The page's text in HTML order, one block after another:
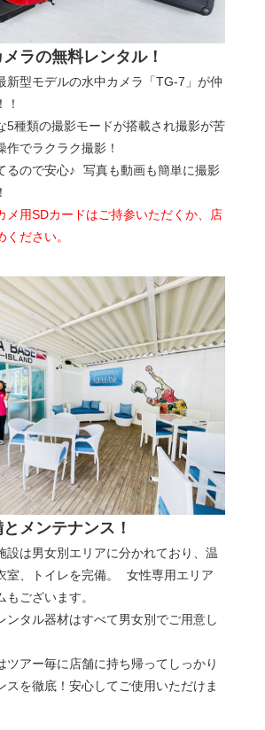
ラの無料レンタル！
新型モデルの水中カメラ「TG-7」が仲
！
5種類の撮影モードが搭載され撮影が苦
作でラクラク撮影！
るので安心♪ 写真も動画も簡単に撮影
メ用SDカードはご持参いただくか、店
ださい。
メンテナンス！
設は男女別エリアに分かれており、温
室、トイレを完備。 女性専用エリア
ございます。
ンタル器材はすべて男女別でご用意し
ツアー毎に店舗に持ち帰ってしっかり
スを徹底！安心してご使用いただけま